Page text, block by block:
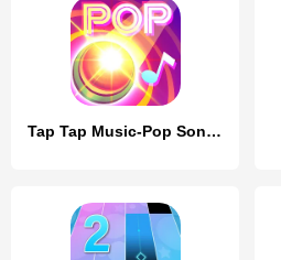
Tap Tap Music-Pop Songs